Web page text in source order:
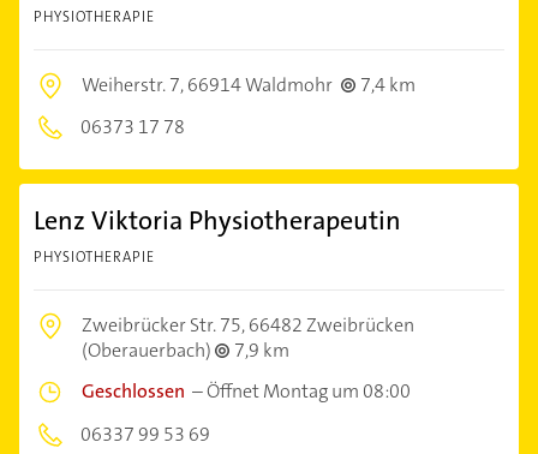
PHYSIOTHERAPIE
Weiherstr. 7,66914 Waldmohr
7,4 km
06373 17 78
Lenz Viktoria Physiotherapeutin
PHYSIOTHERAPIE
Zweibrücker Str. 75,66482 Zweibrücken
(Oberauerbach)
7,9 km
Geschlossen –Öffnet Montag um 08:00
06337 99 53 69